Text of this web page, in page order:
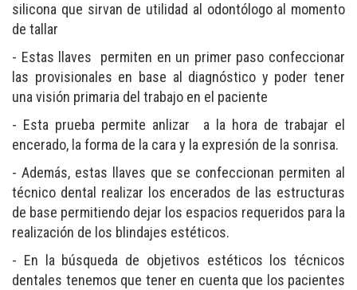
silicona que sirvan de utilidad al odontólogo al momento
de tallar
- Estas llaves permiten en un primer paso confeccionar
las provisionales en base al diagnóstico y poder tener
una visión primaria del trabajo en el paciente
- Esta prueba permite anlizar a la hora de trabajar el
encerado, la forma de la cara y la expresión de la sonrisa.
- Además, estas llaves que se confeccionan permiten al
técnico dental realizar los encerados de las estructuras
de base permitiendo dejar los espacios requeridos para la
realización de los blindajes estéticos.
- En la búsqueda de objetivos estéticos los técnicos
dentales tenemos que tener en cuenta que los pacientes